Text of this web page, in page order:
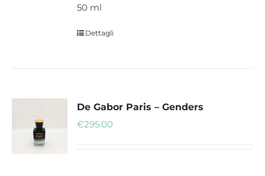
50 ml
Dettagli
De Gabor Paris – Genders
€295.00